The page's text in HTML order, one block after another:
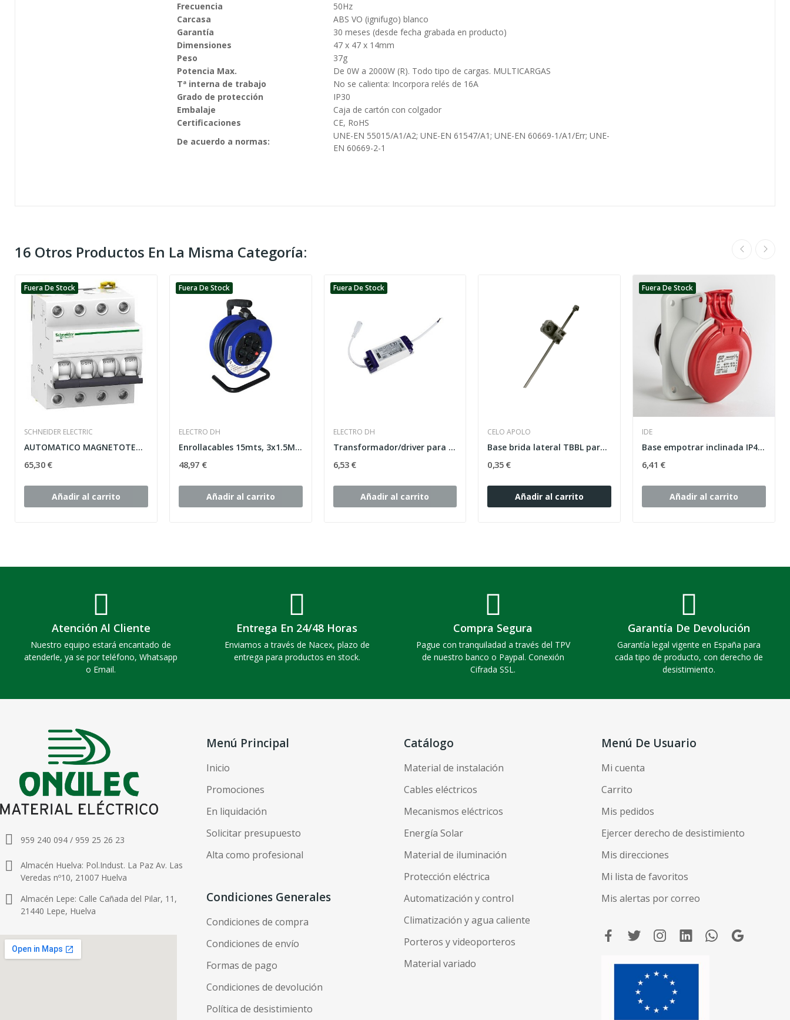
Frecuencia
50Hz
Carcasa
ABS VO (ignifugo) blanco
Garantía
30 meses (desde fecha grabada en producto)
Dimensiones
47 x 47 x 14mm
Peso
37g
Potencia Max.
De 0W a 2000W (R). Todo tipo de cargas. MULTICARGAS
Tª interna de trabajo
No se calienta: Incorpora relés de 16A
Grado de protección
IP30
Embalaje
Caja de cartón con colgador
Certificaciones
CE, RoHS
De acuerdo a normas:
UNE-EN 55015/A1/A2; UNE-EN 61547/A1; UNE-EN 60669-1/A1/Err; UNE-
EN 60669-2-1
16 Otros Productos En La Misma Categoría:
Fuera De Stock
SCHNEIDER ELECTRIC
AUTOMATICO MAGNETOTERMICO A9K24740 3P+N 40A...
65,30 €
Añadir al carrito
Fuera De Stock
ELECTRO DH
Enrollacables 15mts, 3x1.5MM
48,97 €
Añadir al carrito
Fuera De Stock
ELECTRO DH
Transformador/driver para focos LED 20W
6,53 €
Añadir al carrito
CELO APOLO
Base brida lateral TBBL para clavadora a gas...
0,35 €
Añadir al carrito
Fuera De Stock
IDE
Base empotrar inclinada IP44 3 polos + neutro +...
6,41 €
Añadir al carrito
Atención Al Cliente
Nuestro equipo estará encantado de
atenderle, ya se por teléfono, Whatsapp
o Email.
Entrega En 24/48 Horas
Enviamos a través de Nacex, plazo de
entrega para productos en stock.
Compra Segura
Pague con tranquiladad a través del TPV
de nuestro banco o Paypal. Conexión
Cifrada SSL.
Garantía De Devolución
Garantía legal vigente en España para
cada tipo de producto, con derecho de
desistimiento.
959 240 094 / 959 25 26 23
Almacén Huelva: Pol.Indust. La Paz Av. Las
Veredas nº10, 21007 Huelva
Almacén Lepe: Calle Cañada del Pilar, 11,
21440 Lepe, Huelva
Menú Principal
Inicio
Promociones
En liquidación
Solicitar presupuesto
Alta como profesional
Condiciones Generales
Condiciones de compra
Condiciones de envío
Formas de pago
Condiciones de devolución
Política de desistimiento
Catálogo
Material de instalación
Cables eléctricos
Mecanismos eléctricos
Energía Solar
Material de iluminación
Protección eléctrica
Automatización y control
Climatización y agua caliente
Porteros y videoporteros
Material variado
Menú De Usuario
Mi cuenta
Carrito
Mis pedidos
Ejercer derecho de desistimiento
Mis direcciones
Mi lista de favoritos
Mis alertas por correo